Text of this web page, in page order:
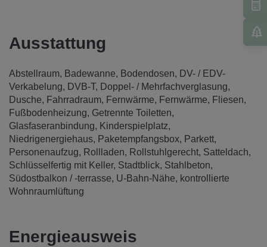
Ausstattung
Abstellraum Badewanne Bodendosen
DV- / EDV-
Verkabelung
DVB-T
Doppel- / Mehrfachverglasung
Dusche
Fahrradraum Fernwärme Fernwärme
Fliesen
Fußbodenheizung Getrennte Toiletten
Glasfaseranbindung
Kinderspielplatz
Niedrigenergiehaus
Paketempfangsbox
Parkett
Personenaufzug
Rollladen Rollstuhlgerecht Satteldach
Schlüsselfertig mit Keller Stadtblick Stahlbeton
Südostbalkon / -terrasse U-Bahn-Nähe
kontrollierte
Wohnraumlüftung
Energieausweis